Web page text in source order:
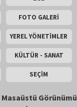
FOTO GALERİ
YEREL YÖNETİMLER
KÜLTÜR - SANAT
SEÇİM
Masaüstü Görünümü